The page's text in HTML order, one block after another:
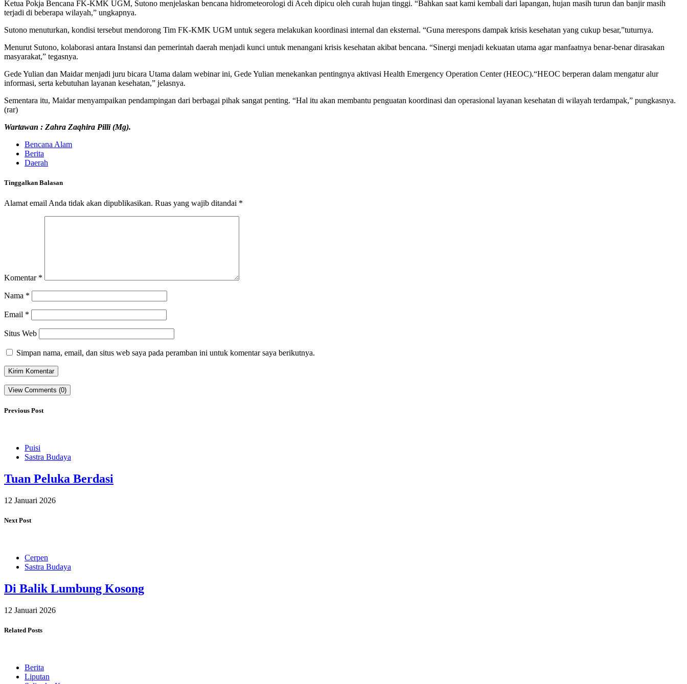
Ketua Pokja Bencana FK-KMK UGM, Sutono menjelaskan bencana hidrometeorologi di Aceh dipicu oleh curah hujan tinggi. “Bahkan saat kami kembali dari lapangan, hujan masih turun dan banjir masih
terjadi di beberapa wilayah,” ungkapnya.
Sutono menuturkan, kondisi tersebut mendorong Tim FK-KMK UGM untuk segera melakukan koordinasi internal dan eksternal. “Guna merespons dampak krisis kesehatan yang cukup besar,”tuturnya.
Menurut Sutono, kolaborasi antara Instansi dan pemerintah daerah menjadi kunci untuk menangani krisis kesehatan akibat bencana. “Sinergi menjadi kekuatan utama agar manfaatnya benar-benar dirasakan
masyarakat,” tegasnya.
Gede Yulian dan Maidar menjadi juru bicara Utama dalam webinar ini, Gede Yulian menekankan pentingnya aktivasi Health Emergency Operation Center (HEOC).“HEOC berperan dalam mengatur alur
informasi, serta kebutuhan layanan kesehatan,” jelasnya.
Sementara itu, Maidar menyampaikan pendampingan dari berbagai pihak sangat penting. “Hal itu akan membantu penguatan koordinasi dan operasional layanan kesehatan di wilayah terdampak,” pungkasnya.
(rar)
Wartawan : Zahra Zaqhira Pilli (Mg).
Bencana Alam
Berita
Daerah
Tinggalkan Balasan
Alamat email Anda tidak akan dipublikasikan. Ruas yang wajib ditandai *
Komentar *
Nama *
Email *
Situs Web
Simpan nama, email, dan situs web saya pada peramban ini untuk komentar saya berikutnya.
View Comments (0)
Previous Post
Puisi
Sastra Budaya
Tuan Peluka Berdasi
12 Januari 2026
Next Post
Cerpen
Sastra Budaya
Di Balik Lumbung Kosong
12 Januari 2026
Related Posts
Berita
Liputan